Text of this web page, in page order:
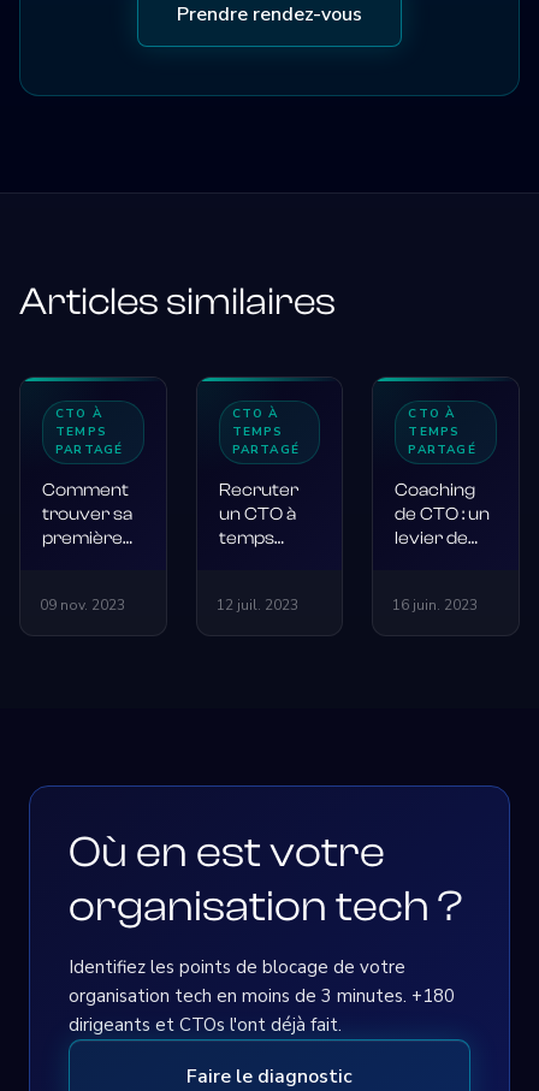
Prendre rendez-vous
Articles similaires
CTO À
TEMPS
PARTAGÉ
Comment
trouver sa
première
temps
partagé ?
09 nov. 2023
CTO À
TEMPS
PARTAGÉ
Recruter
un CTO à
temps
complet
12 juil. 2023
CTO À
TEMPS
PARTAGÉ
Coaching
de CTO : un
levier de
16 juin. 2023
Où en est votre
organisation tech ?
Identifiez les points de blocage de votre
organisation tech en moins de 3 minutes. +180
dirigeants et CTOs l'ont déjà fait.
Faire le diagnostic